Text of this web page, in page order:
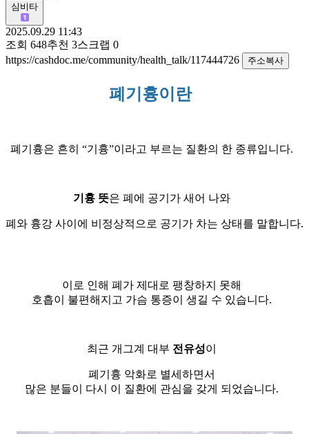
심비타
2025.09.29 11:43
조회 648추천 3스크랩 0
https://cashdoc.me/community/health_talk/117444726
주소복사
폐기흉이란
폐기흉은 흔히 “기흉”이라고 부르는 질환의 한 종류입니다.
기흉 뜻은 폐에 공기가 새어 나와
폐와 흉강 사이에 비정상적으로 공기가 차는 상태를 말합니다.
이로 인해 폐가 제대로 팽창하지 못해
호흡이 불편해지고 가슴 통증이 생길 수 있습니다.
최근 개그계 대부 전유성이
폐기흉 악화로 별세하면서
많은 분들이 다시 이 질환에 관심을 갖게 되었습니다.